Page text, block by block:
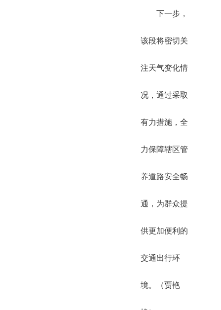
下一步，
该段将密切关
注天气变化情
况，通过采取
有力措施，全
力保障辖区管
养道路安全畅
通，为群众提
供更加便利的
交通出行环
境。（贾艳